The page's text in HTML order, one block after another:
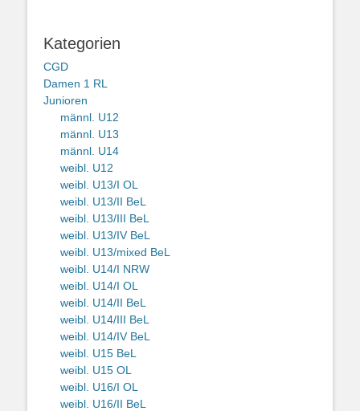
Kategorien
CGD
Damen 1 RL
Junioren
männl. U12
männl. U13
männl. U14
weibl. U12
weibl. U13/I OL
weibl. U13/II BeL
weibl. U13/III BeL
weibl. U13/IV BeL
weibl. U13/mixed BeL
weibl. U14/I NRW
weibl. U14/I OL
weibl. U14/II BeL
weibl. U14/III BeL
weibl. U14/IV BeL
weibl. U15 BeL
weibl. U15 OL
weibl. U16/I OL
weibl. U16/II BeL